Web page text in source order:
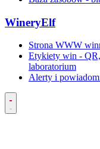
WineryElf
Strona WWW
Etykiety win -
laboratorium
Alerty i